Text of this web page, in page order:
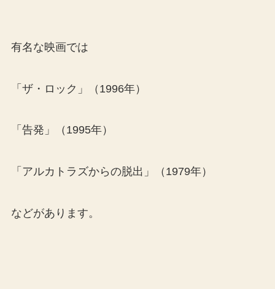
有名な映画では
「ザ・ロック」（1996年）
「告発」（1995年）
「アルカトラズからの脱出」（1979年）
などがあります。